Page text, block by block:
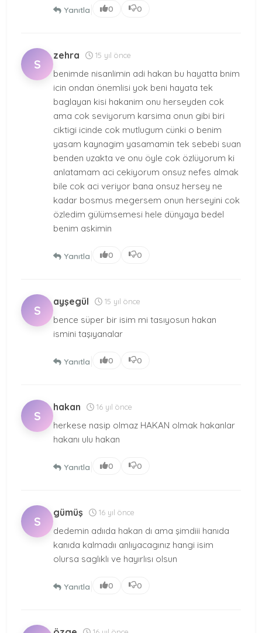
Yanıtla 0 0
S
zehra 15 yıl önce
benimde nisanlimin adi hakan bu hayatta bnim
icin ondan önemlisi yok beni hayata tek
baglayan kisi hakanim onu herseyden cok
ama cok seviyorum karsima onun gibi biri
ciktigi icinde cok mutlugum cünki o benim
yasam kaynagim yasamamin tek sebebi suan
benden uzakta ve onu öyle cok özlüyorum ki
anlatamam aci cekiyorum onsuz nefes almak
bile cok aci veriyor bana onsuz hersey ne
kadar bosmus megersem onun herseyini cok
özledim gülümsemesi hele dünyaya bedel
benim askimin
Yanıtla 0 0
S
ayşegül 15 yıl önce
bence süper bir isim mi tasıyosun hakan
ismini taşıyanalar
Yanıtla 0 0
S
hakan 16 yıl önce
herkese nasip olmaz HAKAN olmak hakanlar
hakanı ulu hakan
Yanıtla 0 0
S
gümüş 16 yıl önce
dedemin adııda hakan dı ama şimdiii hanıda
kanıda kalmadıı anlıyacagınız hangi isim
olursa saglıklı ve hayırlısı olsun
Yanıtla 0 0